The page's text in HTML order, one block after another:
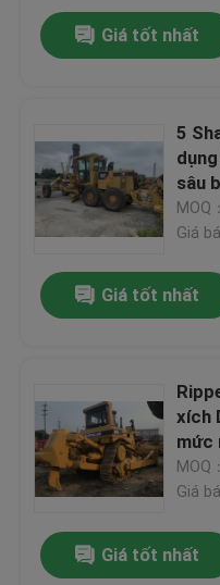
Trang Chủ
Các sản phẩm
Về chúng tôi
Giá tốt nhất
5
sâu
MOQ
Giá
Giá tốt nhất
xích
mức
MOQ
Giá
Giá tốt nhất